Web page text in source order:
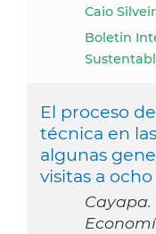
Caio
Boletin
El proceso
técnica en
algunas
visitas a